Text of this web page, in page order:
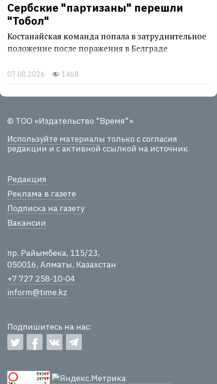
Сербские "партизаны" перешли
"Тобол"
Костанайская команда попала в затруднительное
положение после поражения в Белграде
07.08.2026 1468
© ТОО «Издательство "Время"»
Используйте материалы только с согласия
редакции и с активной ссылкой на источник
Редакция
Реклама в газете
Подписка на газету
Вакансии
пр. Райымбека, 115/23,
050016, Алматы, Казахстан
+7 727 258-10-04
inform@time.kz
Подпишитесь на нас: